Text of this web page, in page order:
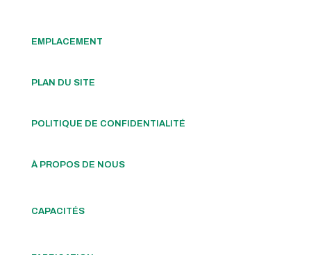
EMPLACEMENT
PLAN DU SITE
POLITIQUE DE CONFIDENTIALITÉ
À PROPOS DE NOUS
CAPACITÉS